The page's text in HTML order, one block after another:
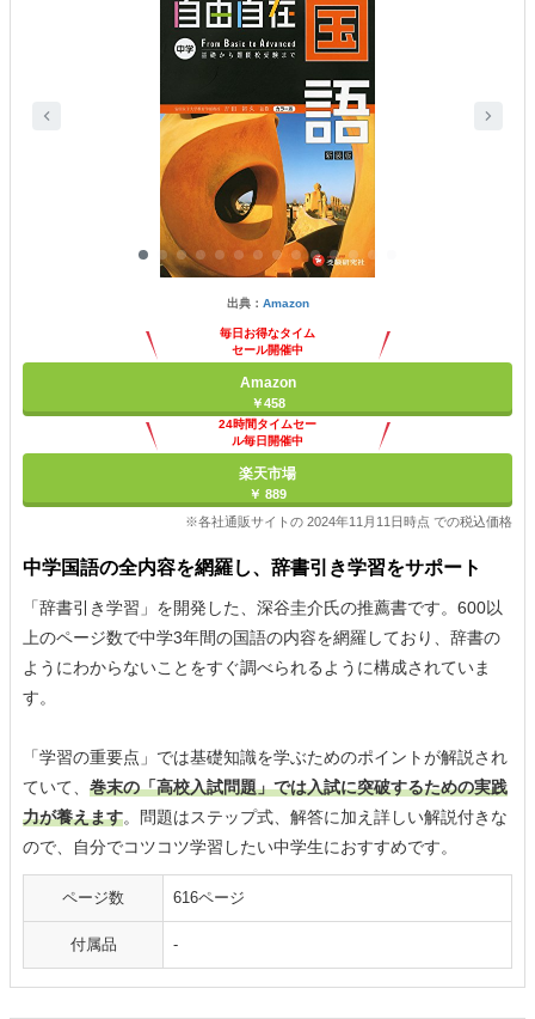
出典： Amazon
毎日お得なタイム
セール開催中
Amazon
￥458
24時間タイムセー
ル毎日開催中
楽天市場
￥ 889
※各社通販サイトの 2024年11月11日時点 での税込価格
中学国語の全内容を網羅し、辞書引き学習をサポート
「辞書引き学習」を開発した、深谷圭介氏の推薦書です。600以
上のページ数で中学3年間の国語の内容を網羅しており、辞書の
ようにわからないことをすぐ調べられるように構成されていま
す。
「学習の重要点」では基礎知識を学ぶためのポイントが解説され
ていて、 巻末の「高校入試問題」では入試に突破するための実践
力が養えます。問題はステップ式、解答に加え詳しい解説付きな
ので、自分でコツコツ学習したい中学生におすすめです。
ページ数 616ページ
付属品 -